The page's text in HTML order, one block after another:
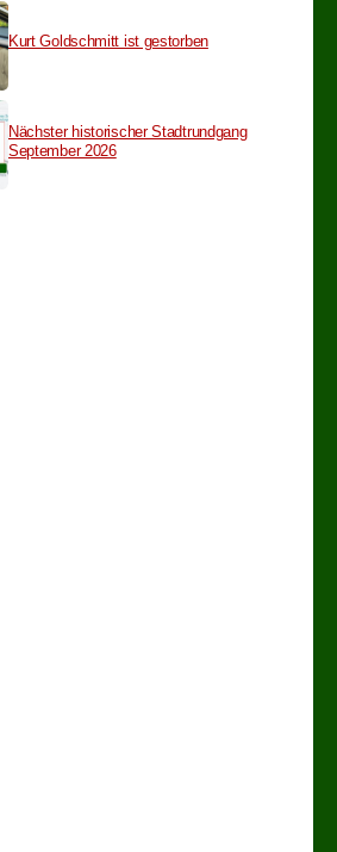
Kurt Goldschmitt ist gestorben
Nächster historischer Stadtrundgang
September 2026